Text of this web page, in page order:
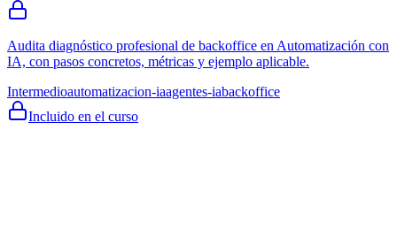
Audita diagnóstico profesional de backoffice en Automatización con
IA, con pasos concretos, métricas y ejemplo aplicable.
Intermedioautomatizacion-iaagentes-iabackoffice
Incluido en el curso